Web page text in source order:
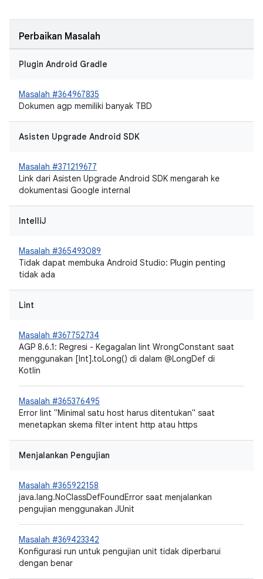
Perbaikan Masalah
Plugin Android Gradle
Masalah #364967835
Dokumen agp memiliki banyak TBD
Asisten Upgrade Android SDK
Masalah #371219677
Link dari Asisten Upgrade Android SDK mengarah ke
dokumentasi Google internal
IntelliJ
Masalah #365493089
Tidak dapat membuka Android Studio: Plugin penting
tidak ada
Lint
Masalah #367752734
AGP 8.6.1: Regresi - Kegagalan lint WrongConstant saat
menggunakan [Int].toLong() di dalam @LongDef di
Kotlin
Masalah #365376495
Error lint "Minimal satu host harus ditentukan" saat
menetapkan skema filter intent http atau https
Menjalankan Pengujian
Masalah #365922158
java.lang.NoClassDefFoundError saat menjalankan
pengujian menggunakan JUnit
Masalah #369423342
Konfigurasi run untuk pengujian unit tidak diperbarui
dengan benar